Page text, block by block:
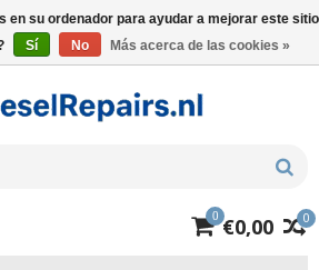
0
0 €0,00
en su ordenador para ayudar a mejorar este sitio
Sí No Más acerca de las cookies »